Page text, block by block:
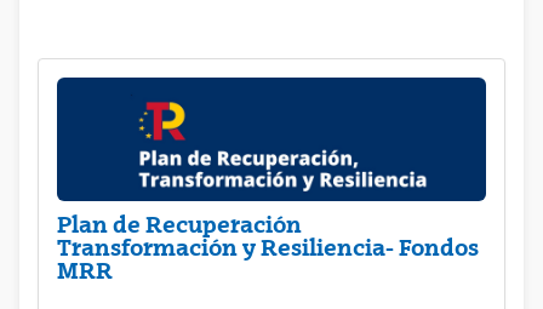
Plan de Recuperación
Transformación y Resiliencia- Fondos
MRR